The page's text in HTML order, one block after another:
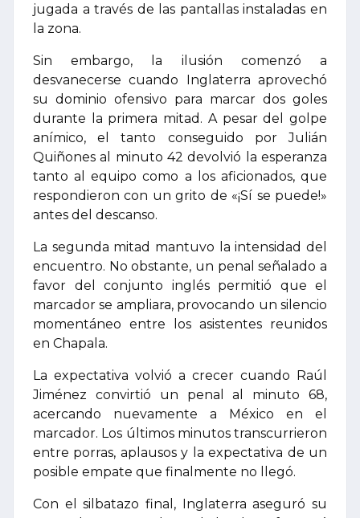
jugada a través de las pantallas instaladas en
la zona.
Sin embargo, la ilusión comenzó a
desvanecerse cuando Inglaterra aprovechó
su dominio ofensivo para marcar dos goles
durante la primera mitad. A pesar del golpe
anímico, el tanto conseguido por Julián
Quiñones al minuto 42 devolvió la esperanza
tanto al equipo como a los aficionados, que
respondieron con un grito de «¡Sí se puede!»
antes del descanso.
La segunda mitad mantuvo la intensidad del
encuentro. No obstante, un penal señalado a
favor del conjunto inglés permitió que el
marcador se ampliara, provocando un silencio
momentáneo entre los asistentes reunidos
en Chapala.
La expectativa volvió a crecer cuando Raúl
Jiménez convirtió un penal al minuto 68,
acercando nuevamente a México en el
marcador. Los últimos minutos transcurrieron
entre porras, aplausos y la expectativa de un
posible empate que finalmente no llegó.
Con el silbatazo final, Inglaterra aseguró su